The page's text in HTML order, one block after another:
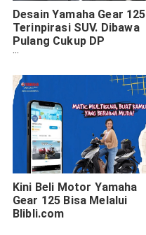
Desain Yamaha Gear 125
Terinpirasi SUV. Dibawa
Pulang Cukup DP
Rp500ribu
Kini Beli Motor Yamaha
Gear 125 Bisa Melalui
Blibli.com